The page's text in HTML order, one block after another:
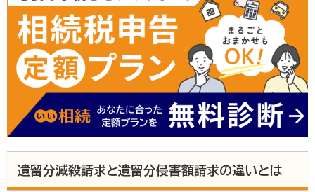
遺留分減殺請求と遺留分侵害額請求の違いとは